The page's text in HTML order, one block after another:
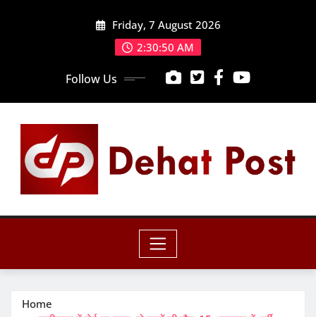
Friday, 7 August 2026
2:30:52 AM
Follow Us
Home